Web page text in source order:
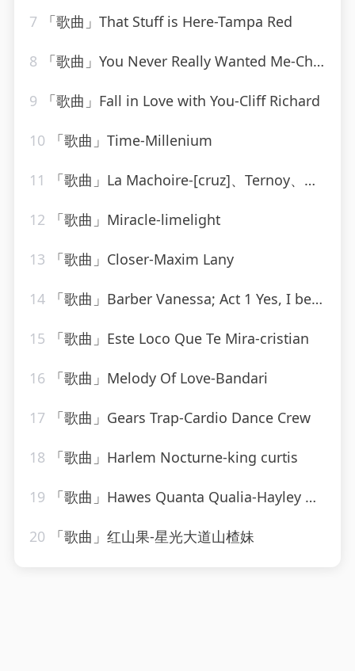
7 「歌曲」That Stuff is Here-Tampa Red
8 「歌曲」You Never Really Wanted Me-Charlie Rich
9 「歌曲」Fall in Love with You-Cliff Richard
10 「歌曲」Time-Millenium
11 「歌曲」La Machoire-[cruz]、Ternoy、Orins
12 「歌曲」Miracle-limelight
13 「歌曲」Closer-Maxim Lany
14 「歌曲」Barber Vanessa; Act 1 Yes, I believe I shall love you-Dimitri Mitropoulos、Samuel Barber
15 「歌曲」Este Loco Que Te Mira-cristian
16 「歌曲」Melody Of Love-Bandari
17 「歌曲」Gears Trap-Cardio Dance Crew
18 「歌曲」Harlem Nocturne-king curtis
19 「歌曲」Hawes Quanta Qualia-Hayley Westenra
20 「歌曲」红山果-星光大道山楂妹